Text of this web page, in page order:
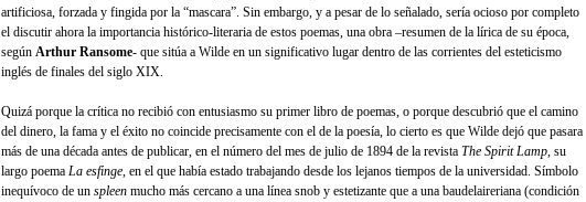
artificiosa, forzada y fingida por la “mascara”. Sin embargo, y a pesar de lo señalado, sería ocioso por completo
el discutir ahora la importancia histórico-literaria de estos poemas, una obra –resumen de la lírica de su época,
según Arthur Ransome- que sitúa a Wilde en un significativo lugar dentro de las corrientes del esteticismo
inglés de finales del siglo XIX.
Quizá porque la crítica no recibió con entusiasmo su primer libro de poemas, o porque descubrió que el camino
del dinero, la fama y el éxito no coincide precisamente con el de la poesía, lo cierto es que Wilde dejó que pasara
más de una década antes de publicar, en el número del mes de julio de 1894 de la revista The Spirit Lamp, su
largo poema La esfinge, en el que había estado trabajando desde los lejanos tiempos de la universidad. Símbolo
inequívoco de un spleen mucho más cercano a una línea snob y estetizante que a una baudelaireriana (condición